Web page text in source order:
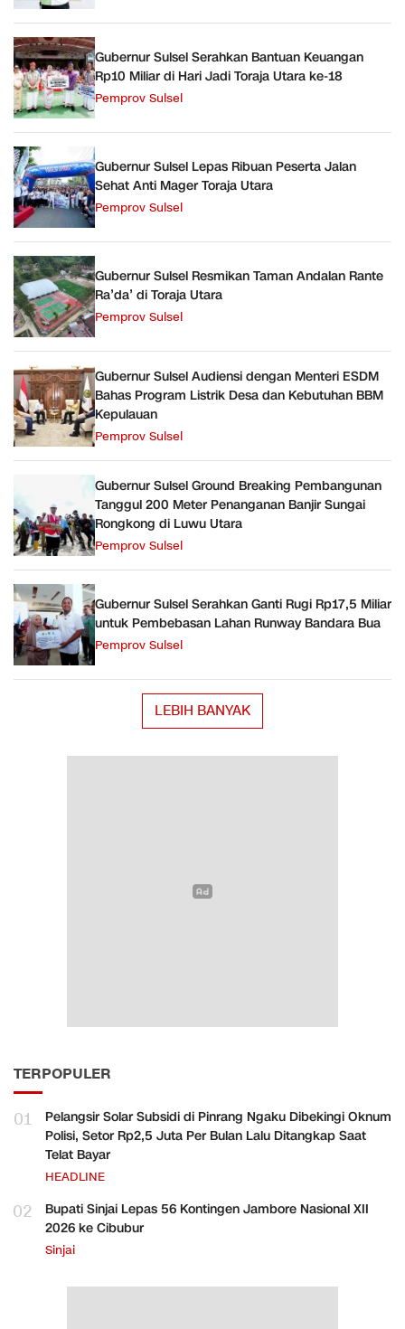
Gubernur Sulsel Serahkan Bantuan Keuangan
Rp10 Miliar di Hari Jadi Toraja Utara ke-18
Pemprov Sulsel
Gubernur Sulsel Lepas Ribuan Peserta Jalan
Sehat Anti Mager Toraja Utara
Pemprov Sulsel
Gubernur Sulsel Resmikan Taman Andalan Rante
Ra’da’ di Toraja Utara
Pemprov Sulsel
Gubernur Sulsel Audiensi dengan Menteri ESDM
Bahas Program Listrik Desa dan Kebutuhan BBM
Kepulauan
Pemprov Sulsel
Gubernur Sulsel Ground Breaking Pembangunan
Tanggul 200 Meter Penanganan Banjir Sungai
Rongkong di Luwu Utara
Pemprov Sulsel
Gubernur Sulsel Serahkan Ganti Rugi Rp17,5 Miliar
untuk Pembebasan Lahan Runway Bandara Bua
Pemprov Sulsel
LEBIH BANYAK
TERPOPULER
01
Pelangsir Solar Subsidi di Pinrang Ngaku Dibekingi Oknum
Polisi, Setor Rp2,5 Juta Per Bulan Lalu Ditangkap Saat
Telat Bayar
HEADLINE
02
Bupati Sinjai Lepas 56 Kontingen Jambore Nasional XII
2026 ke Cibubur
Sinjai